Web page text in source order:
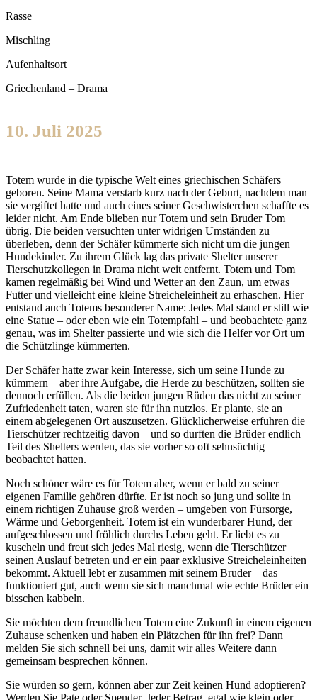
Rasse
Mischling
Aufenhaltsort
Griechenland – Drama
10. Juli 2025
Totem wurde in die typische Welt eines griechischen Schäfers
geboren. Seine Mama verstarb kurz nach der Geburt, nachdem man
sie vergiftet hatte und auch eines seiner Geschwisterchen schaffte es
leider nicht. Am Ende blieben nur Totem und sein Bruder Tom
übrig. Die beiden versuchten unter widrigen Umständen zu
überleben, denn der Schäfer kümmerte sich nicht um die jungen
Hundekinder. Zu ihrem Glück lag das private Shelter unserer
Tierschutzkollegen in Drama nicht weit entfernt. Totem und Tom
kamen regelmäßig bei Wind und Wetter an den Zaun, um etwas
Futter und vielleicht eine kleine Streicheleinheit zu erhaschen. Hier
entstand auch Totems besonderer Name: Jedes Mal stand er still wie
eine Statue – oder eben wie ein Totempfahl – und beobachtete ganz
genau, was im Shelter passierte und wie sich die Helfer vor Ort um
die Schützlinge kümmerten.
Der Schäfer hatte zwar kein Interesse, sich um seine Hunde zu
kümmern – aber ihre Aufgabe, die Herde zu beschützen, sollten sie
dennoch erfüllen. Als die beiden jungen Rüden das nicht zu seiner
Zufriedenheit taten, waren sie für ihn nutzlos. Er plante, sie an
einem abgelegenen Ort auszusetzen. Glücklicherweise erfuhren die
Tierschützer rechtzeitig davon – und so durften die Brüder endlich
Teil des Shelters werden, das sie vorher so oft sehnsüchtig
beobachtet hatten.
Noch schöner wäre es für Totem aber, wenn er bald zu seiner
eigenen Familie gehören dürfte. Er ist noch so jung und sollte in
einem richtigen Zuhause groß werden – umgeben von Fürsorge,
Wärme und Geborgenheit. Totem ist ein wunderbarer Hund, der
aufgeschlossen und fröhlich durchs Leben geht. Er liebt es zu
kuscheln und freut sich jedes Mal riesig, wenn die Tierschützer
seinen Auslauf betreten und er ein paar exklusive Streicheleinheiten
bekommt. Aktuell lebt er zusammen mit seinem Bruder – das
funktioniert gut, auch wenn sie sich manchmal wie echte Brüder ein
bisschen kabbeln.
Sie möchten dem freundlichen Totem eine Zukunft in einem eigenen
Zuhause schenken und haben ein Plätzchen für ihn frei? Dann
melden Sie sich schnell bei uns, damit wir alles Weitere dann
gemeinsam besprechen können.
Sie würden so gern, können aber zur Zeit keinen Hund adoptieren?